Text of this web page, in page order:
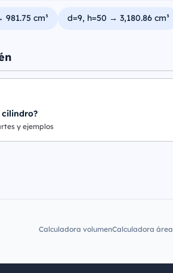
cm³ d=9, h=50 → 3,180.86 cm³
cilindro?
y ejemplos
Calculadora volumenCalculadora área